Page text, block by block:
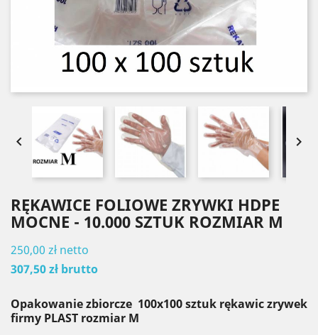
 
RĘKAWICE FOLIOWE ZRYWKI HDPE
MOCNE - 10.000 SZTUK ROZMIAR M
250,00 zł netto
307,50 zł brutto
Opakowanie zbiorcze 100x100 sztuk rękawic zrywek
firmy PLAST rozmiar M